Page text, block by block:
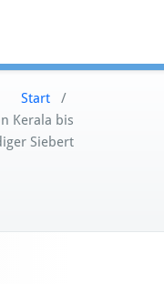
Start /
Kerala bis
Siebert